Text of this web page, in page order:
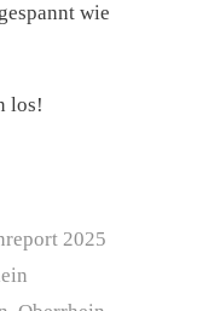
wie
los!
2025